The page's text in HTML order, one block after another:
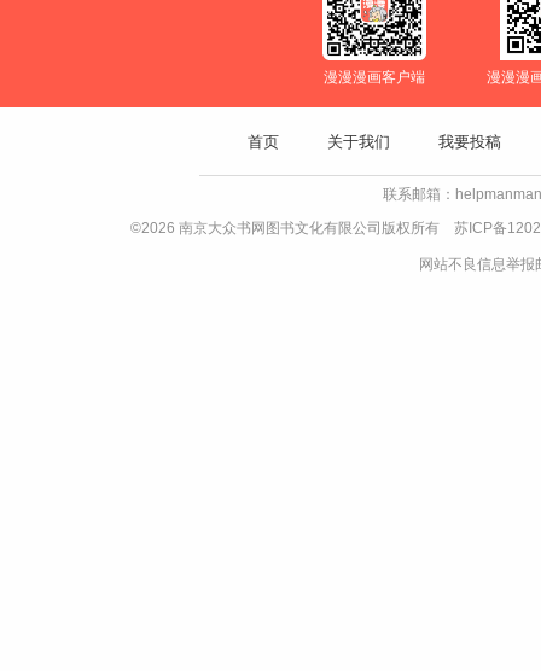
漫漫漫画客户端 漫漫漫
首页 关于我们 我要投稿
联系邮箱：
©2026 南京大众书网图书文化有限公司版权所有 苏ICP备
网站不良信息举